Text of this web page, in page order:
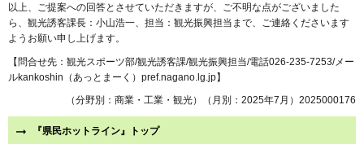
以上、ご提案への回答とさせていただきますが、ご不明な点がございました
ら、観光誘客課長：小山浩一、担当：観光振興担当まで、ご連絡くださいます
ようお願い申し上げます。
【問合せ先：観光スポーツ部/観光誘客課/観光振興担当/電話026-235-7253/メー
ルkankoshin（あっとまーく）pref.nagano.lg.jp】
（分野別：商業・工業・観光）（月別：2025年7月）2025000176
『県民ホットライン』トップ